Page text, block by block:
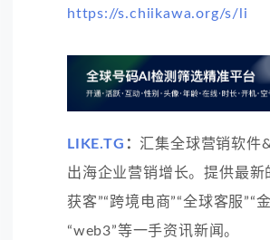
https://s.chiikawa.org/s/li
LIKE.TG ： 汇集全球营销软件
出海企业营销增长。提供最新
获客”“跨境电商”“全球客服”“
“web3”等一手资讯新闻。